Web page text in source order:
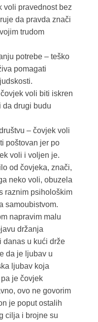
voli pravednost bez
da pravda znači
trudom
potrebe – teško
pomagati
voli biti iskren
da drugi budu
– čovjek voli
poštovan jer po
voli i voljen je.
od čovjeka, znači,
neko voli, obuzela
raznim psihološkim
samoubistvom.
napravim malu
držanja
danas u kući drže
da je ljubav u
ljubav koja
je čovjek
ovo ne govorim
je poput ostalih
cilja i brojne su